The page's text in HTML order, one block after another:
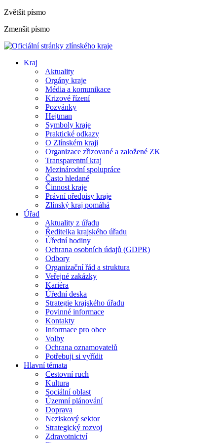
Zvětšit písmo
Zmenšit písmo
Kraj
Aktuality
Orgány kraje
Média a komunikace
Krizové řízení
Pozvánky
Hejtman
Symboly kraje
Praktické odkazy
O Zlínském kraji
Organizace zřizované a založené ZK
Transparentní kraj
Mezinárodní spolupráce
Často hledané
Činnost kraje
Právní předpisy kraje
Zlínský kraj pomáhá
Úřad
Aktuality z úřadu
Ředitelka krajského úřadu
Úřední hodiny
Ochrana osobních údajů (GDPR)
Odbory
Organizační řád a struktura
Veřejné zakázky
Kariéra
Úřední deska
Strategie krajského úřadu
Povinné informace
Kontakty
Informace pro obce
Volby
Ochrana oznamovatelů
Potřebuji si vyřídit
Hlavní témata
Cestovní ruch
Kultura
Sociální oblast
Územní plánování
Doprava
Neziskový sektor
Strategický rozvoj
Zdravotnictví